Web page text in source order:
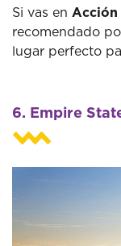
Si vas en Acción
recomendado
lugar perfecto
6. Empire